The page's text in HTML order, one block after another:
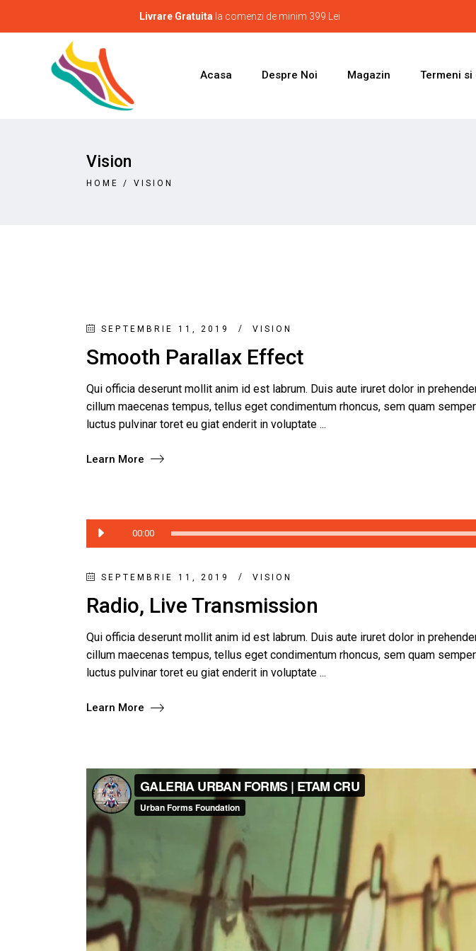
Livrare Gratuita la comenzi de minim 399 Lei
Acasa Despre Noi Magazin Termeni
Vision
HOME / VISION
SEPTEMBRIE 11, 2019 VISION
Smooth Parallax Effect
Qui officia deserunt mollit anim id est labrum. Duis aute iruret dolor in
cillum maecenas tempus, tellus eget condimentum rhoncus, sem quam
luctus pulvinar toret eu giat enderit in voluptate
Learn More
Player
audio
00:00
SEPTEMBRIE 11, 2019 VISION
Radio, Live Transmission
Qui officia deserunt mollit anim id est labrum. Duis aute iruret dolor in
cillum maecenas tempus, tellus eget condimentum rhoncus, sem quam
luctus pulvinar toret eu giat enderit in voluptate
Learn More